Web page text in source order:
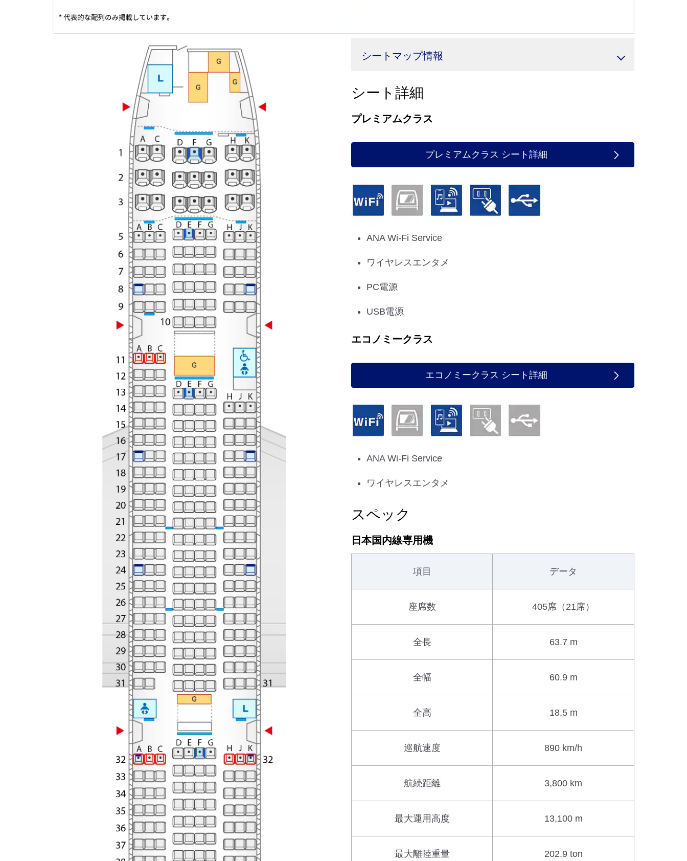
シートマップ情報
シート詳細
プレミアムクラス
プレミアムクラス シート詳細
ANA Wi-Fi Service
ワイヤレスエンタメ
PC電源
USB電源
エコノミークラス
エコノミークラス シート詳細
ANA Wi-Fi Service
ワイヤレスエンタメ
スペック
日本国内線専用機
項目 データ
座席数 405席（21席）
全長 63.7 m
全幅 60.9 m
全高 18.5 m
巡航速度 890 km/h
航続距離 3,800 km
最大運用高度 13,100 m
最大離陸重量 202.9 ton